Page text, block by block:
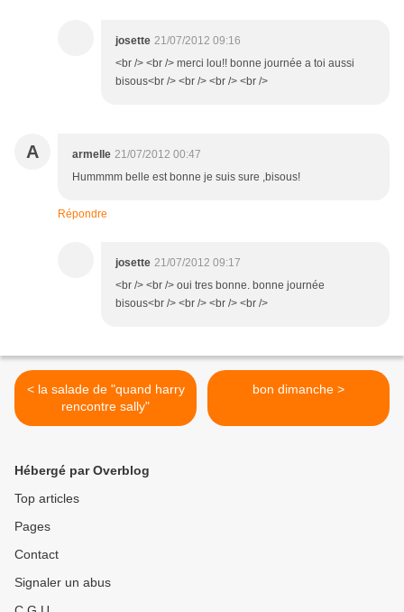
josette 21/07/2012 09:16
<br /> <br /> merci lou!! bonne journée a toi aussi
bisous<br /> <br /> <br /> <br />
A armelle 21/07/2012 00:47
Hummmm belle est bonne je suis sure ,bisous!
Répondre
josette 21/07/2012 09:17
<br /> <br /> oui tres bonne. bonne journée
bisous<br /> <br /> <br /> <br />
< la salade de "quand harry
rencontre sally"
bon dimanche >
Hébergé par Overblog
Top articles
Pages
Contact
Signaler un abus